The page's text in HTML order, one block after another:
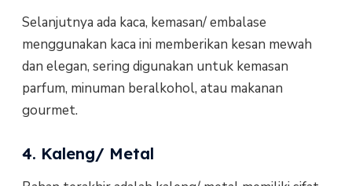
Selanjutnya ada kaca, kemasan/ embalase
menggunakan kaca ini memberikan kesan mewah
dan elegan, sering digunakan untuk kemasan
parfum, minuman beralkohol, atau makanan
gourmet.
4. Kaleng/ Metal